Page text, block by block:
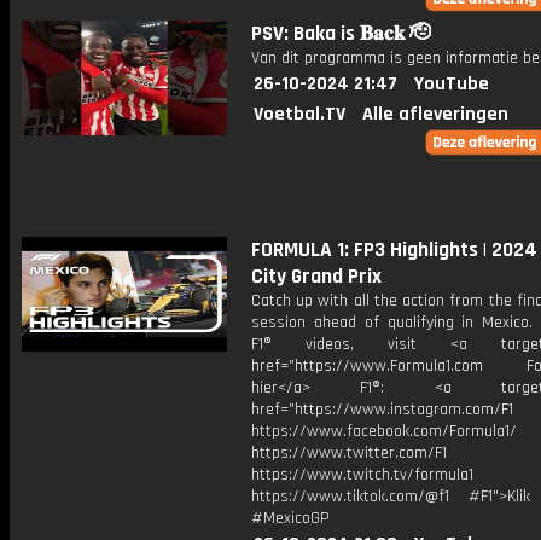
PSV: Baka is 𝐁𝐚𝐜𝐤 🫡
Van dit programma is geen informatie
26-10-2024 21:47
YouTube
Voetbal.TV
Alle afleveringen
FORMULA 1: FP3 Highlights |
City Grand Prix
Catch up with all the action from the
session ahead of qualifying in Mexico.
F1® videos, visit <a
href="https://www.Formula1.com
hier</a> F1®: <a
href="https://www.instagram.com/F1
https://www.facebook.com/Formula1/
https://www.twitter.com/F1
https://www.twitch.tv/formula1
https://www.tiktok.com/@f1
#MexicoGP